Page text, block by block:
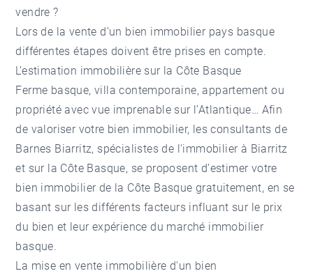
vendre ?
Lors de la vente d’un bien immobilier pays basque
différentes étapes doivent être prises en compte.
L’estimation immobilière sur la Côte Basque
Ferme basque, villa contemporaine, appartement ou
propriété avec vue imprenable sur l’Atlantique… Afin
de valoriser votre bien immobilier, les consultants de
Barnes Biarritz, spécialistes de l'immobilier à Biarritz
et sur la Côte Basque, se proposent d’estimer votre
bien immobilier de la Côte Basque gratuitement, en se
basant sur les différents facteurs influant sur le prix
du bien et leur expérience du marché immobilier
basque.
La mise en vente immobilière d'un bien